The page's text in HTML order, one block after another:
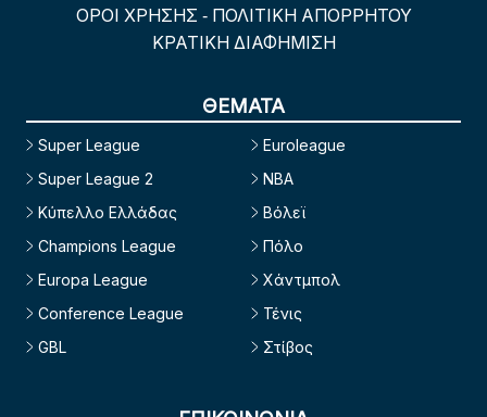
ΟΡΟΙ ΧΡΗΣΗΣ - ΠΟΛΙΤΙΚΗ ΑΠΟΡΡΗΤΟΥ
ΚΡΑΤΙΚΗ ΔΙΑΦΗΜΙΣΗ
ΘΕΜΑΤΑ
Super League
Super League 2
Κύπελλο Ελλάδας
Champions League
Europa League
Conference League
GBL
Euroleague
NBA
Βόλεϊ
Πόλο
Χάντμπολ
Τένις
Στίβος